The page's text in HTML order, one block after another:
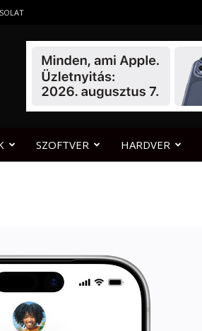
SZOFTVER HARDVER